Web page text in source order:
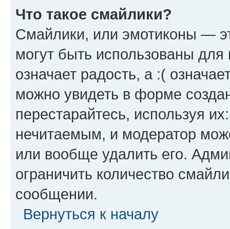
Что такое смайлики?
Смайлики, или эмотиконы —
могут быть использованы
означает радость, а :(
можно увидеть в форме
перестарайтесь, используя
нечитаемым, и модератор
или вообще удалить его.
ограничить количество
сообщении.
Вернуться к началу